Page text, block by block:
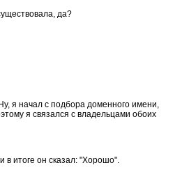
да?
я начал с подбора доменного имени,
я связался с владельцами обоих
итоге он сказал: "Хорошо".